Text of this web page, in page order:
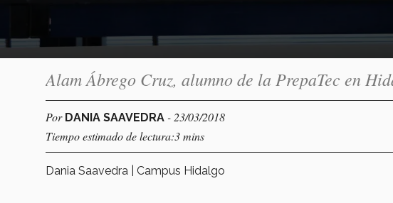
Alam Ábrego Cruz, alumno de la PrepaTec en
Por DANIA SAAVEDRA - 23/03/2018
Tiempo estimado de lectura:3 mins
Dania Saavedra | Campus Hidalgo